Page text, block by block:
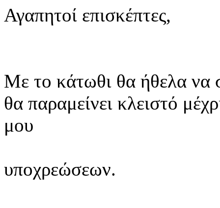
Αγαπητοί επισκέπτες,
Με το κάτωθι θα ήθελα
θα παραμείνει κλειστό
μου
υποχρεώσεων.